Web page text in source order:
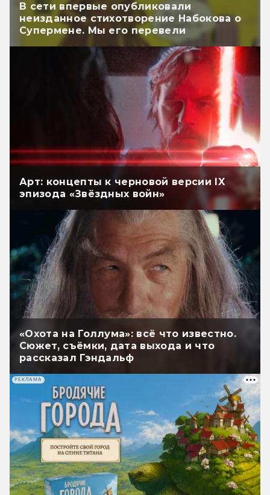
В сети впервые опубликовали
неизданное стихотворение Набокова о
Супермене. Мы его перевели
Арт: концепты к черновой версии IX
эпизода «Звёздных войн»
«Охота на Голлума»: всё что известно.
Сюжет, съёмки, дата выхода и что
рассказал Гэндальф
РЕКЛАМА